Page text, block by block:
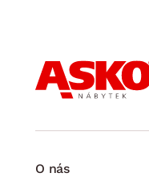
O nás